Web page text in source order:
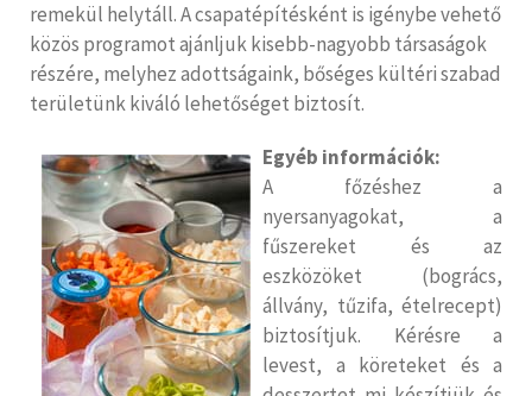
remekül helytáll. A csapatépítésként is igénybe vehető
közös programot ajánljuk kisebb-nagyobb társaságok
részére, melyhez adottságaink, bőséges kültéri szabad
területünk kiváló lehetőséget biztosít.
Egyéb információk:
A főzéshez a
nyersanyagokat, a
fűszereket és az
eszközöket (bogrács,
állvány, tűzifa, ételrecept)
biztosítjuk. Kérésre a
levest, a köreteket és a